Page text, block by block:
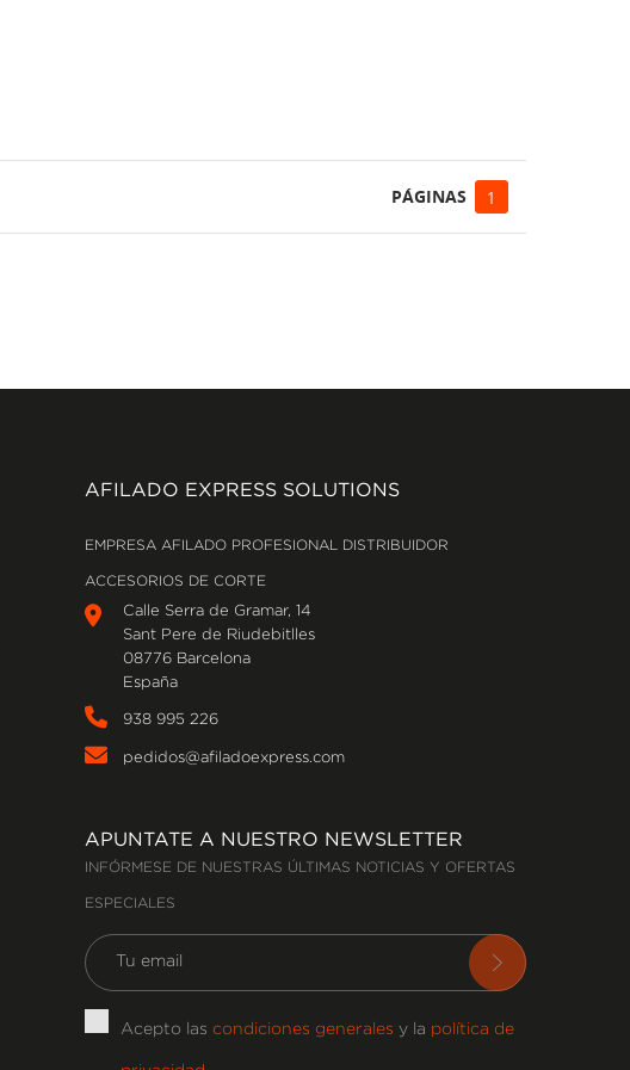
PÁGINAS 1
AFILADO EXPRESS SOLUTIONS
EMPRESA AFILADO PROFESIONAL DISTRIBUIDOR
ACCESORIOS DE CORTE
Calle Serra de Gramar, 14
Sant Pere de Riudebitlles
08776 Barcelona
España
938 995 226
pedidos@afiladoexpress.com
APUNTATE A NUESTRO NEWSLETTER
INFÓRMESE DE NUESTRAS ÚLTIMAS NOTICIAS Y OFERTAS
ESPECIALES
Acepto las condiciones generales y la política de